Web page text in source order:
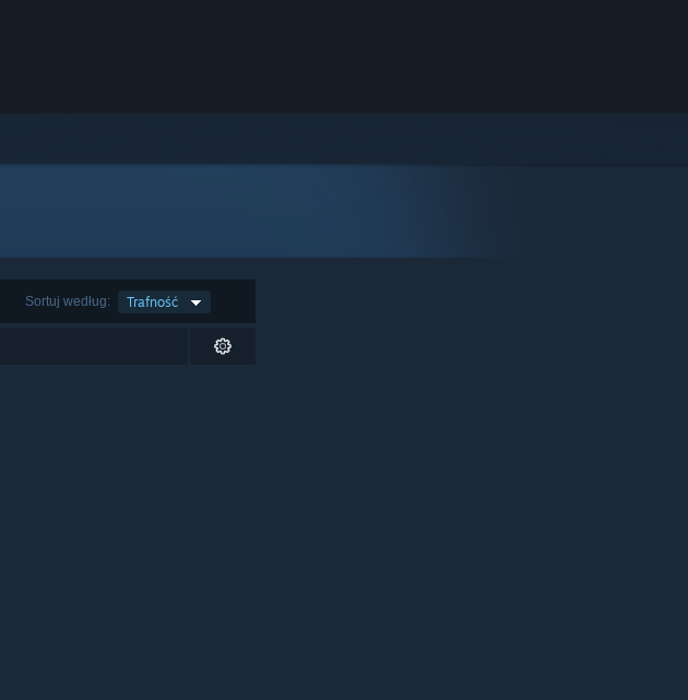
Sortuj według: Trafność